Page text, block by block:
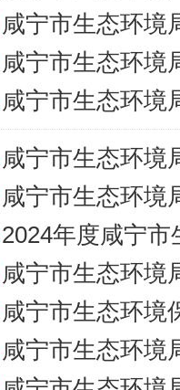
咸宁市生态环境
咸宁市生态环境
咸宁市生态环境
咸宁市生态环境
咸宁市生态环境
2024年度咸宁
咸宁市生态环境
咸宁市生态环境
咸宁市生态环境